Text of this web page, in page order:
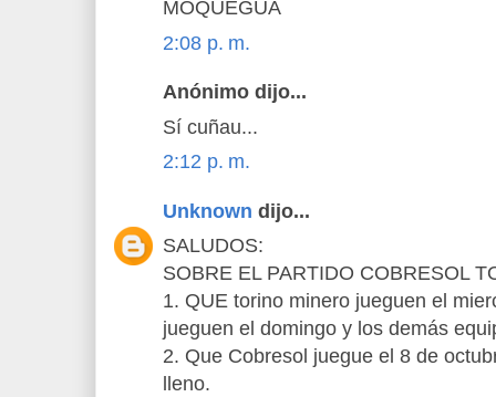
MOQUEGUA
2:08 p. m.
Anónimo dijo...
Sí cuñau...
2:12 p. m.
Unknown dijo...
SALUDOS:
SOBRE EL PARTIDO COBRESOL
1. QUE torino minero jueguen el
jueguen el domingo y los demás
2. Que Cobresol juegue el 8 de
lleno.